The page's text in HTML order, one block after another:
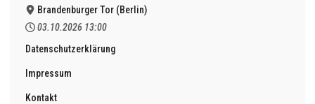
Brandenburger Tor (Berlin)
03.10.2026 13:00
Datenschutzerklärung
Impressum
Kontakt